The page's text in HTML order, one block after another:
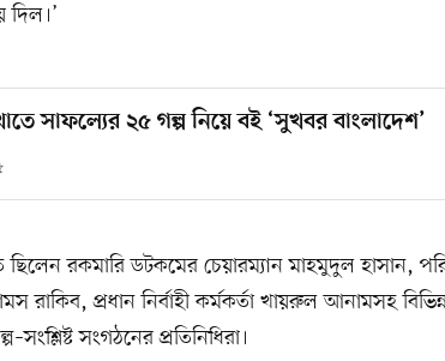
দিল।’
সাফল্যের ২৫ গল্প নিয়ে বই ‘সুখবর বাংলাদেশ’
ছিলেন রকমারি ডটকমের চেয়ারম্যান মাহমুদুল হাসান,
প্রধান নির্বাহী কর্মকর্তা খায়রুল আনামসহ বিভিন্ন
সংগঠনের প্রতিনিধিরা।